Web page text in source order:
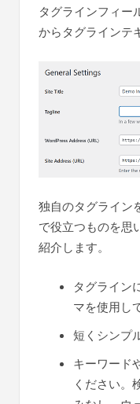
タグラインフィー
からタグラインテ
独自のタグライン
で役立つものを思
紹介します。
タグライン
マを使用し
短くシンプ
キーワード
ください。